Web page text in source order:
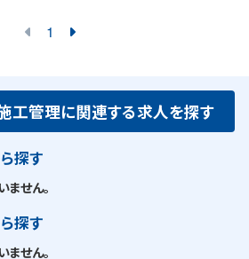
1
工管理に関連する求人を探す
探す
せん。
探す
せん。